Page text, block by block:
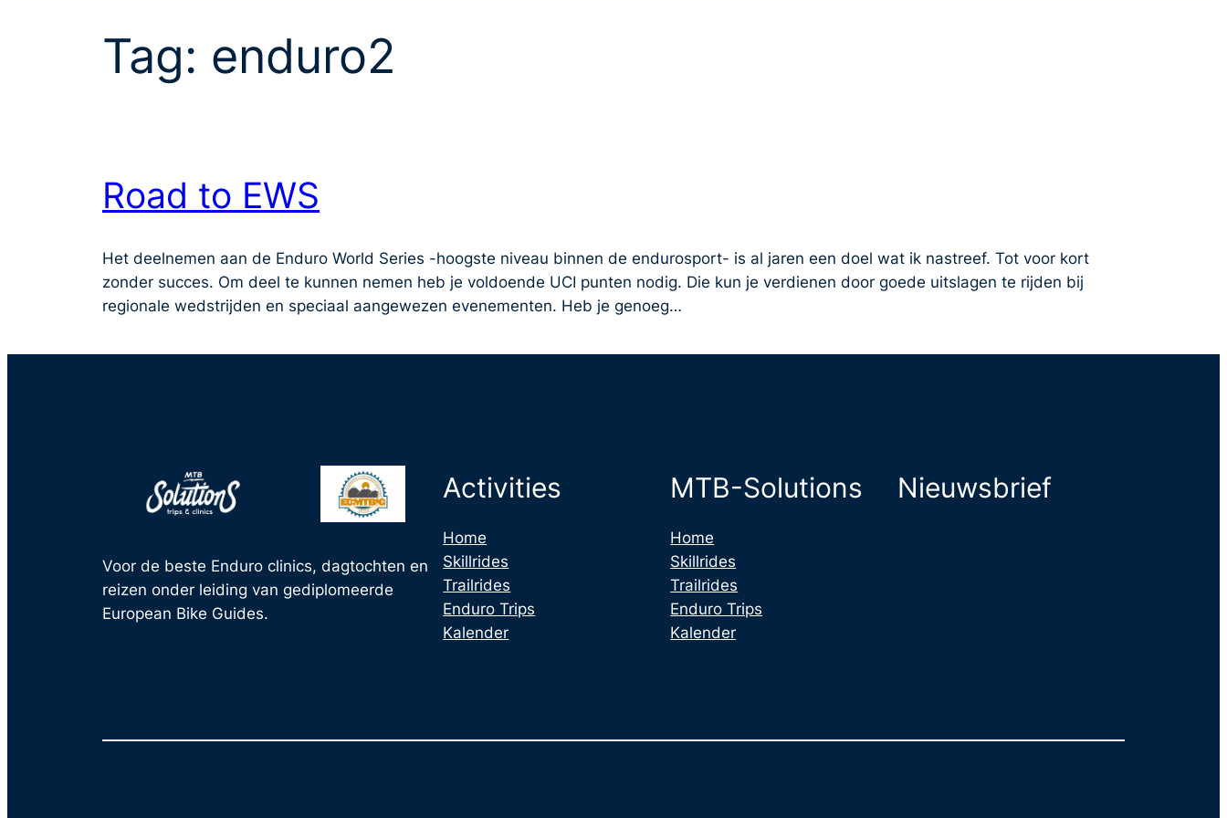
Tag: enduro2
Road to EWS
Het deelnemen aan de Enduro World Series -hoogste niveau binnen de endurosport- is al jaren een doel wat ik nastreef. Tot voor kort
zonder succes. Om deel te kunnen nemen heb je voldoende UCI punten nodig. Die kun je verdienen door goede uitslagen te rijden bij
regionale wedstrijden en speciaal aangewezen evenementen. Heb je genoeg…
Voor de beste Enduro clinics, dagtochten en
reizen onder leiding van gediplomeerde
European Bike Guides.
Activities
Home
Skillrides
Trailrides
Enduro Trips
Kalender
MTB-Solutions
Home
Skillrides
Trailrides
Enduro Trips
Kalender
Nieuwsbrief